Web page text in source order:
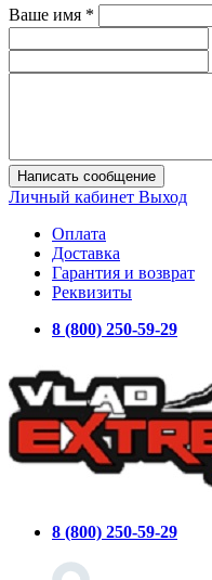
Ваше имя *
Написать сообщение
Личный кабинет Выход
Оплата
Доставка
Гарантия и возврат
Реквизиты
8 (800) 250-59-29
8 (800) 250-59-29